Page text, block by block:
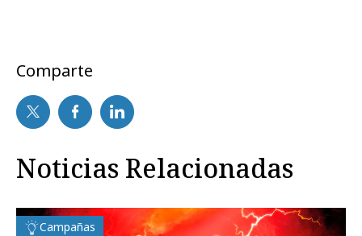
Comparte
Noticias Relacionadas
Campañas